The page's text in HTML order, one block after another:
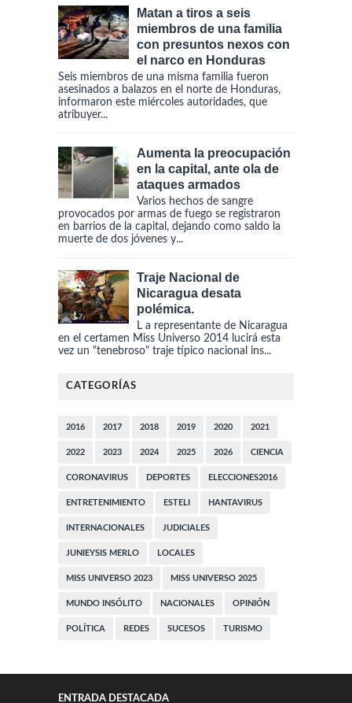
Matan a tiros a seis
miembros de una familia
con presuntos nexos con
el narco en Honduras
Seis miembros de una misma familia fueron
asesinados a balazos en el norte de Honduras,
informaron este miércoles autoridades, que
atribuyer...
Aumenta la preocupación
en la capital, ante ola de
ataques armados
Varios hechos de sangre
provocados por armas de fuego se registraron
en barrios de la capital, dejando como saldo la
muerte de dos jóvenes y...
Traje Nacional de
Nicaragua desata
polémica.
L a representante de Nicaragua
en el certamen Miss Universo 2014 lucirá esta
vez un "tenebroso" traje típico nacional ins...
CATEGORÍAS
2016 2017 2018 2019 2020 2021
2022 2023 2024 2025 2026 CIENCIA
CORONAVIRUS DEPORTES ELECCIONES2016
ENTRETENIMIENTO ESTELI HANTAVIRUS
INTERNACIONALES JUDICIALES
JUNIEYSIS MERLO LOCALES
MISS UNIVERSO 2023 MISS UNIVERSO 2025
MUNDO INSÓLITO NACIONALES OPINIÓN
POLÍTICA REDES SUCESOS TURISMO
ENTRADA DESTACADA